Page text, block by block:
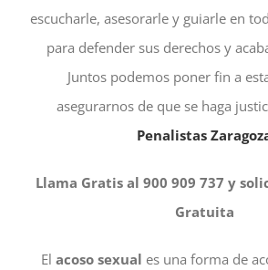
escucharle, asesorarle y guiarle en
para defender sus derechos y
Juntos podemos poner fin a
asegurarnos de que se haga
Penalistas
Llama Gratis al 900 909 737 y
Gratuita
El acoso sexual es una forma de